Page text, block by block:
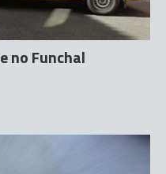
no Funchal